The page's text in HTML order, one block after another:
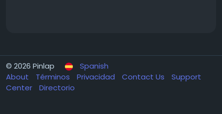
© 2026 Pinlap
Spanish
About
Términos Privacidad Contact Us
Support
Center
Directorio